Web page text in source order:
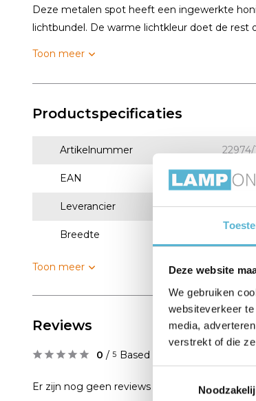
Deze website
We gebruiken
websiteverkeer
media,
verstrekt of die
Deze metalen spot heeft een ingewerkte
lichtbundel. De warme lichtkleur doet de rest
Toon meer
Productspecificaties
Artikelnummer
EAN
Leverancier Lucide
Breedte
Toon meer
Reviews
0 / 5 Based on 0 reviews
Er zijn nog geen reviews geschreven over dit